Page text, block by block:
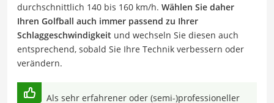
durchschnittlich 140 bis 160 km/h. Wählen Sie daher
Ihren Golfball auch immer passend zu Ihrer
Schlaggeschwindigkeit und wechseln Sie diesen auch
entsprechend, sobald Sie Ihre Technik verbessern oder
verändern.
Als sehr erfahrener oder (semi-)professioneller